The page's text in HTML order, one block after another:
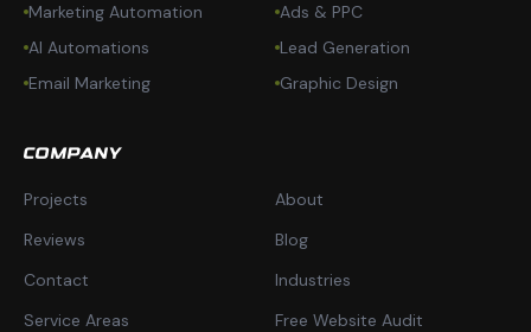
Marketing Automation
Ads & PPC
AI Automations
Lead Generation
Email Marketing
Graphic Design
COMPANY
Projects
About
Reviews
Blog
Contact
Industries
Service Areas
Free Website Audit